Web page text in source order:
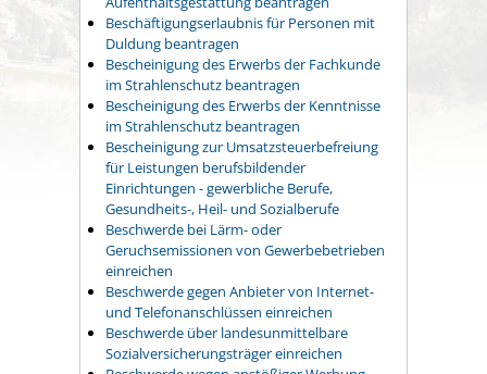
Beschäftigungserlaubnis für Personen mit
Duldung beantragen
Bescheinigung des Erwerbs der Fachkunde
im Strahlenschutz beantragen
Bescheinigung des Erwerbs der Kenntnisse
im Strahlenschutz beantragen
Bescheinigung zur Umsatzsteuerbefreiung
für Leistungen berufsbildender
Einrichtungen - gewerbliche Berufe,
Gesundheits-, Heil- und Sozialberufe
Beschwerde bei Lärm- oder
Geruchsemissionen von Gewerbebetrieben
einreichen
Beschwerde gegen Anbieter von Internet-
und Telefonanschlüssen einreichen
Beschwerde über landesunmittelbare
Sozialversicherungsträger einreichen